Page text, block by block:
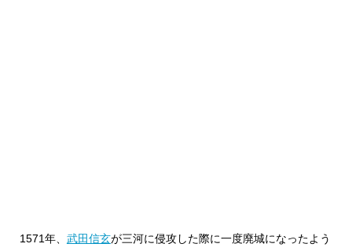
1571年、 武田信玄が三河に侵攻した際に一度廃城になったよう